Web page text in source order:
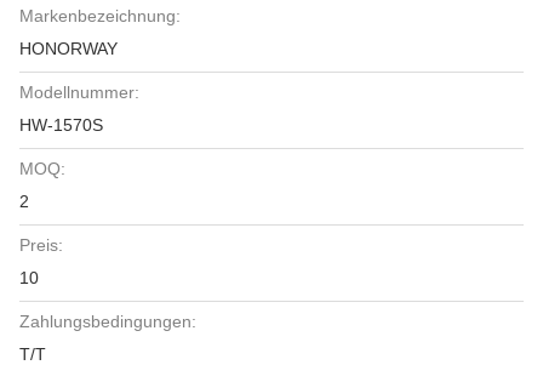
Markenbezeichnung:
HONORWAY
Modellnummer:
HW-1570S
MOQ:
2
Preis:
10
Zahlungsbedingungen:
T/T